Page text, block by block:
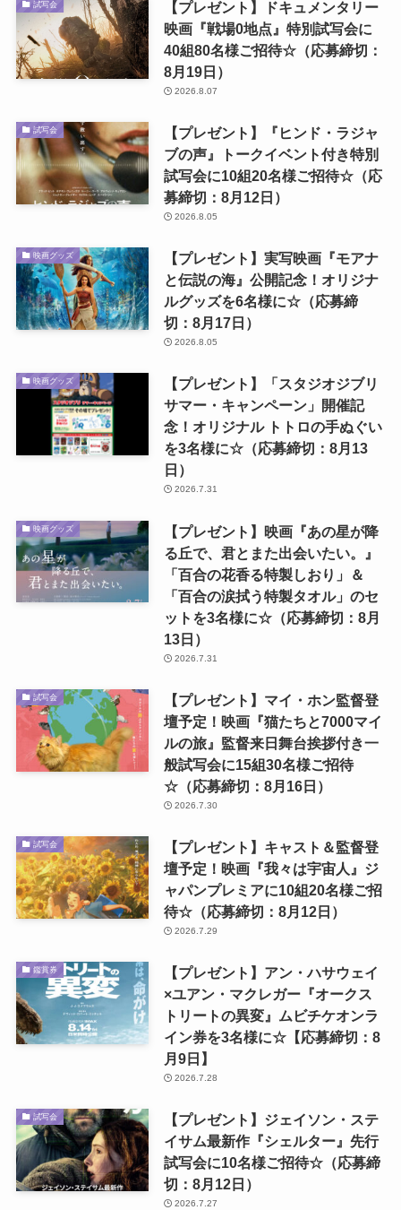
試写会
【プレゼント】ドキュメンタリー
映画『戦場0地点』特別試写会に
40組80名様ご招待☆（応募締切：
8月19日）
2026.8.07
試写会
【プレゼント】『ヒンド・ラジャ
ブの声』トークイベント付き特別
試写会に10組20名様ご招待☆（応
募締切：8月12日）
2026.8.05
映画グッズ
【プレゼント】実写映画『モアナ
と伝説の海』公開記念！オリジナ
ルグッズを6名様に☆（応募締
切：8月17日）
2026.8.05
映画グッズ
【プレゼント】「スタジオジブリ
サマー・キャンペーン」開催記
念！オリジナル トトロの手ぬぐい
を3名様に☆（応募締切：8月13
日）
2026.7.31
映画グッズ
【プレゼント】映画『あの星が降
る丘で、君とまた出会いたい。』
「百合の花香る特製しおり」＆
「百合の涙拭う特製タオル」のセ
ットを3名様に☆（応募締切：8月
13日）
2026.7.31
試写会
【プレゼント】マイ・ホン監督登
壇予定！映画『猫たちと7000マイ
ルの旅』監督来日舞台挨拶付き一
般試写会に15組30名様ご招待
☆（応募締切：8月16日）
2026.7.30
試写会
【プレゼント】キャスト＆監督登
壇予定！映画『我々は宇宙人』ジ
ャパンプレミアに10組20名様ご招
待☆（応募締切：8月12日）
2026.7.29
鑑賞券
【プレゼント】アン・ハサウェイ
×ユアン・マクレガー『オークス
トリートの異変』ムビチケオンラ
イン券を3名様に☆【応募締切：8
月9日】
2026.7.28
試写会
【プレゼント】ジェイソン・ステ
イサム最新作『シェルター』先行
試写会に10名様ご招待☆（応募締
切：8月12日）
2026.7.27